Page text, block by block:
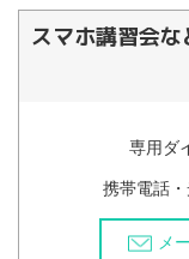
スマホ講習会
専用ダ
携帯電話
メ